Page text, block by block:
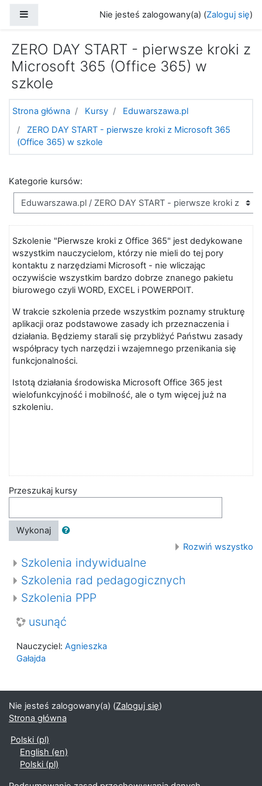
Nie jesteś zalogowany(a) (Zaloguj się)
ZERO DAY START - pierwsze kroki z
Microsoft 365 (Office 365) w
szkole
Strona główna Kursy
Eduwarszawa.pl
ZERO DAY START - pierwsze kroki z Microsoft 365
(Office 365) w szkole
Kategorie kursów:
Szkolenie "Pierwsze kroki z Office 365" jest dedykowane
wszystkim nauczycielom, którzy nie mieli do tej pory
kontaktu z narzędziami Microsoft - nie wliczając
oczywiście wszystkim bardzo dobrze znanego pakietu
biurowego czyli WORD, EXCEL i POWERPOIT.
W trakcie szkolenia przede wszystkim poznamy strukturę
aplikacji oraz podstawowe zasady ich przeznaczenia i
działania. Będziemy starali się przybliżyć Państwu zasady
współpracy tych narzędzi i wzajemnego przenikania się
funkcjonalności.
Istotą działania środowiska Microsoft Office 365 jest
wielofunkcyjność i mobilność, ale o tym więcej już na
szkoleniu.
Przeszukaj kursy
Wykonaj
Rozwiń wszystko
Szkolenia indywidualne
Szkolenia rad pedagogicznych
Szkolenia PPP
usunąć
Nauczyciel: Agnieszka
Gałajda
Nie jesteś zalogowany(a) (Zaloguj się)
Strona główna
Polski ‎(pl)‎
English ‎(en)‎
Polski ‎(pl)‎